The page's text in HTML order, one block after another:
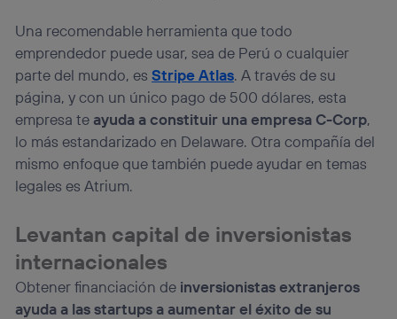
Una recomendable herramienta que todo
emprendedor puede usar, sea de Perú o cualquier
parte del mundo, esStripe Atlas. A través de su
página, y con un único pago de 500 dólares, esta
empresa te ayuda a constituir una empresa C-Corp,
lo más estandarizado en Delaware. Otra compañía del
mismo enfoque que también puede ayudar en temas
legales es Atrium.
Levantan capital de inversionistas
internacionales
Obtener financiación de inversionistas extranjeros
ayuda a las startups a aumentar el éxito de su